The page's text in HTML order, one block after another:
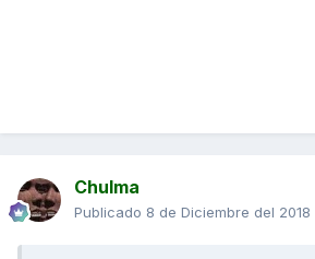
Chulma
Publicado 8 de Diciembre del 2018